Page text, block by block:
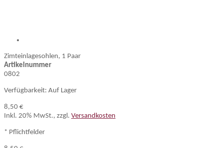
Zimteinlagesohlen, 1 Paar
Artikelnummer
0802
Verfügbarkeit: Auf Lager
8,50 €
Inkl. 20% MwSt., zzgl. Versandkosten
* Pflichtfelder